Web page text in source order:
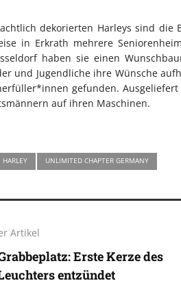
dekorierten Harleys sind die
in Erkrath mehrere
haben sie einen
und Jugendliche ihre Wünsche
gefunden.
auf ihren Maschinen.
HARLEY UNLIMITED CHAPTER GERMANY
Artikel
Erste Kerze des
entzündet